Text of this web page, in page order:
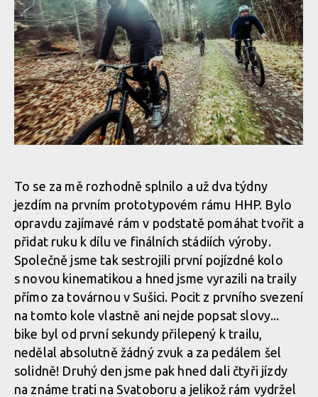
Vojta Bláha přibližuje vývoj a testování highpivot prototypu
CDuro HHP
Vojta Bláha přibližuje vývoj a testování highpivot prototypu
CDuro HHP
Vojta Bláha přibližuje vývoj a testování highpivot prototypu
CDuro HHP
Vojta Bláha přibližuje vývoj a testování highpivot prototypu
CDuro HHP
Vojta Bláha přibližuje vývoj a testování highpivot prototypu
CDuro HHP
Vojta Bláha přibližuje vývoj a testování highpivot prototypu
CDuro HHP
Vojta Bláha přibližuje vývoj a testování highpivot prototypu
CDuro HHP
To se za mě rozhodně splnilo a už dva týdny
jezdím na prvním prototypovém rámu HHP. Bylo
opravdu zajímavé rám v podstatě pomáhat tvořit a
přidat ruku k dílu ve finálních stádiích výroby.
Společně jsme tak sestrojili první pojízdné kolo
s novou kinematikou a hned jsme vyrazili na traily
přímo za továrnou v Sušici. Pocit z prvního svezení
na tomto kole vlastně ani nejde popsat slovy...
bike byl od první sekundy přilepený k trailu,
nedělal absolutně žádný zvuk a za pedálem šel
solidně! Druhý den jsme pak hned dali čtyři jízdy
na známe trati na Svatoboru a jelikož rám vydržel